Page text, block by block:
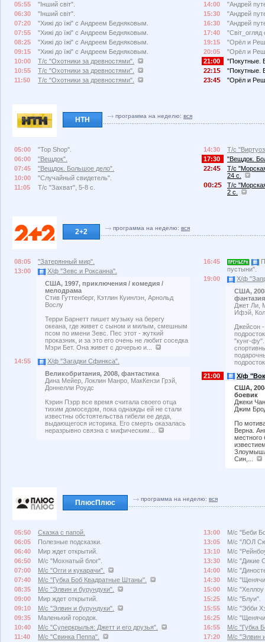
05:55
"Інший світ".
06:30
"Інший світ".
07:20
"Хижі до їжі" с Андреем Бедняковым.
07:55
"Хижі до їжі" с Андреем Бедняковым.
08:25
"Хижі до їжі" с Андреем Бедняковым.
09:15
"Хижі до їжі" с Андреем Бедняковым.
10:00
Т/с "Охотники за древностями".
10:55
Т/с "Охотники за древностями".
11:50
Т/с "Охотники за древностями".
14:00
"Андрей
15:30
"Андрей
16:30
"Андрей
17:40
19:15
"Орёл и
20:05
"Орёл и
21:00
"Покутные.
22:1
"Покутные.
23:4
"Орёл и
НТН программа на неделю: вся
05:00
"Top Shop".
06:00
"Вещдок".
07:45
"Вещдок. Большое дело".
10:00
"Случайный свидетель".
11:05
Т/с "Захват", 5-8 с.
14:30
Т/с
17:30
"Вещдок.
22:4
Т/с
24 с.
:2
Т/с
2 с.
2+2 программа на неделю: вся
08:05
"Затерянный мир".
13:00
Х/ф "Зевс и Роксанна".
США, 1997, приключения / комедия /
мелодрама
Стив Гуттенберг, Кэтлин Куинлэн, Арнольд
Вослу
Терри Барнетт пишет музыку на берегу
океана, где живет с сыном и милым, смешным
псом по имени Зевс. Пес этот - жуткий
проказник, и за это его очень не любит соседка
Мэри Бет. Она живет с дочерью и...
14:55
Х/ф "Загадки Сфинкса".
Великобритания, 2008, фантастика
Дина Мейер, Локлин Манро, МакКензи Грэй,
Доннелли Роудс
Кэрин Пэрр все время считала своего отца
тихим домоседом, пока однажды ей не стали
известны обстоятельства гибели ее деда,
выдающегося историка. Его смерть оказалась
неразрывно связна с мифическим...
16:45
пустыни".
19:00
Х/ф
США,
фантазия
Джет Ли,
Ифэй,
Джейсон
"кунг-
21:00
Х/ф
США,
боевик
Джеки
Джим
По
Верна.
местного
Син,...
ПлюсПлюс программа на неделю: вся
05:50
Сказка с папой.
06:05
Полезные подсказки.
06:40
Мир ждет открытий.
06:50
М/с "Мохнатый блог".
07:00
М/с "Огги и кукарачи".
07:40
М/с "Губка Боб Квадратные Штаны".
08:35
М/с "Элвин и бурундуки".
09:00
Мир ждет открытий.
09:10
М/с "Элвин и бурундуки".
09:35
Маленький городок.
10:40
М/с "Суперкрылья: Джетт и его друзья".
11:40
М/с "Свинка Пеппа".
13:00
М/с "Беби
13:05
М/с "ЛОЛ
13:10
М/с
13:30
М/с "Дикие
14:00
М/с
14:30
М/с
15:00
М/с "Хеллоу
15:25
М/с "Блуи".
15:55
М/с "Эбби
16:25
М/с
16:55
М/с "Губка
17:20
М/с "Элвин